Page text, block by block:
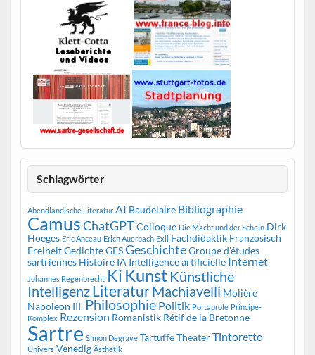
Schlagwörter
Abendländische Literatur AI Baudelaire Bibliographie
CamusChatGPTColloque Die Macht und der Schein Dirk
Hoeges Eric Anceau Erich Auerbach Exil Fachdidaktik Französisch
FreiheitGedichteGESGeschichteGroupe d'études
sartriennes Histoire IA Intelligence artificielle Internet
Johannes Regenbrecht Ki Kunst Künstliche
IntelligenzLiteraturMachiavelli Molière
Napoleon III. Philosophie Politik Portaprole Principe-
Komplex Rezension Romanistik Rétif de la Bretonne
Sartre Simon Degrave TartuffeTheaterTintoretto
Univers Venedig Ästhetik